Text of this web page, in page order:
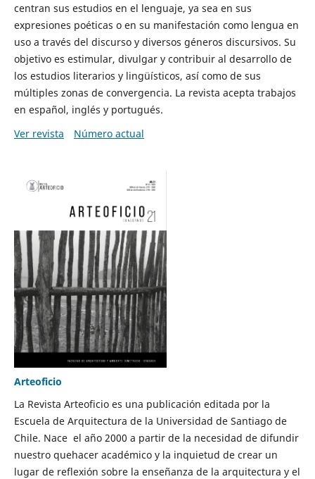
centran sus estudios en el lenguaje, ya sea en sus
expresiones poéticas o en su manifestación como lengua en
uso a través del discurso y diversos géneros discursivos. Su
objetivo es estimular, divulgar y contribuir al desarrollo de
los estudios literarios y lingüísticos, así como de sus
múltiples zonas de convergencia. La revista acepta trabajos
en español, inglés y portugués.
Ver revista
Número actual
Arteoficio
La Revista Arteoficio es una publicación editada por la
Escuela de Arquitectura de la Universidad de Santiago de
Chile. Nace el año 2000 a partir de la necesidad de difundir
nuestro quehacer académico y la inquietud de crear un
lugar de reflexión sobre la enseñanza de la arquitectura y el